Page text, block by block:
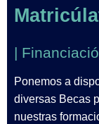
|
Ponemos a
diversas Becas
nuestras